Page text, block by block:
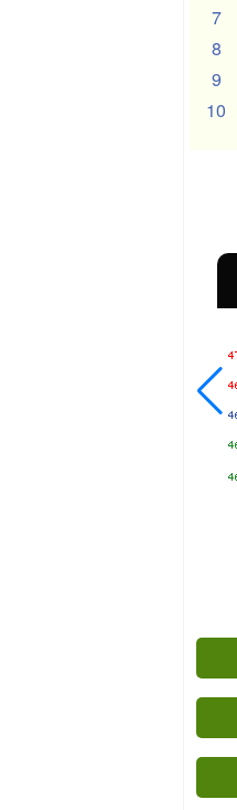
7
8
9
10